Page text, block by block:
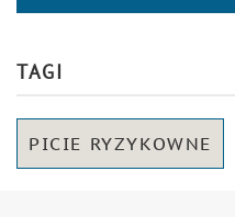
TAGI
PICIE RYZYKOWNE